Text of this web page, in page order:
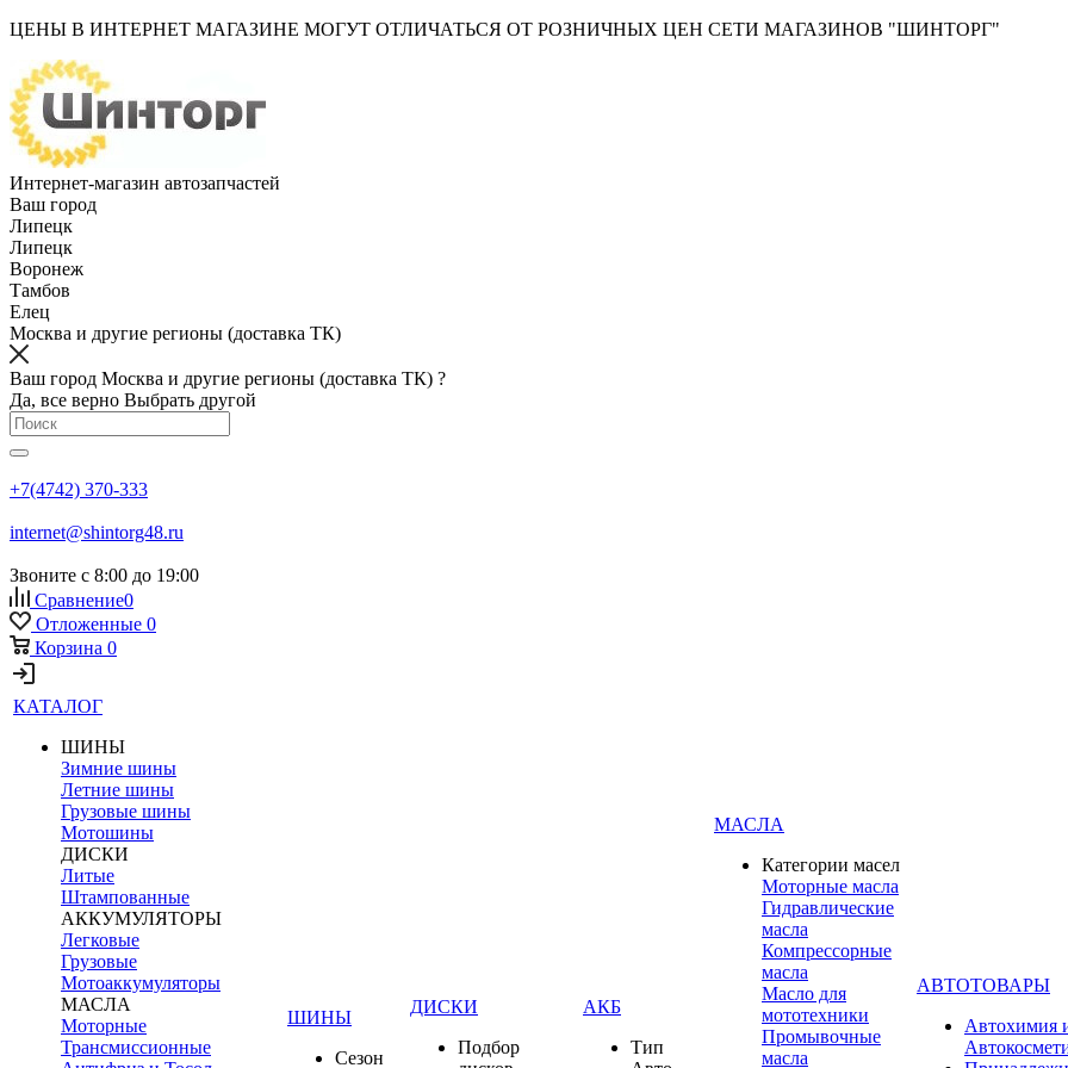
ЦЕНЫ В ИНТЕРНЕТ МАГАЗИНЕ МОГУТ ОТЛИЧАТЬСЯ ОТ РОЗНИЧНЫХ ЦЕН СЕТИ МАГАЗИНОВ "ШИНТОРГ"
Интернет-магазин автозапчастей
Ваш город
Липецк
Липецк
Воронеж
Тамбов
Елец
Москва и другие регионы (доставка ТК)
Ваш город Москва и другие регионы (доставка ТК) ?
Да, все верно Выбрать другой
+7(4742) 370-333
internet@shintorg48.ru
Звоните с 8:00 до 19:00
Сравнение0
Отложенные 0
Корзина 0
КАТАЛОГ
ШИНЫ
Зимние шины
Летние шины
Грузовые шины
Мотошины
ДИСКИ
Литые
Штампованные
АККУМУЛЯТОРЫ
Легковые
Грузовые
Мотоаккумуляторы
МАСЛА
Моторные
Трансмиссионные
ШИНЫ
Сезон
ДИСКИ
Подбор
АКБ
Тип
МАСЛА
Категории масел
Моторные масла
Гидравлические
масла
Компрессорные
масла
Масло для
мототехники
Промывочные
масла
АВТОТОВАРЫ
Автохимия